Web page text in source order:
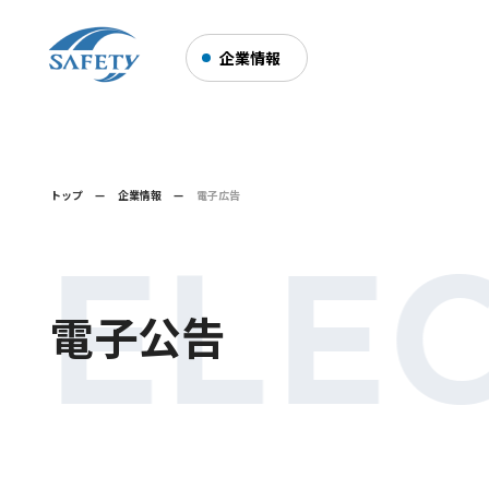
企業情報
トップ 企業情報 電子広告
電子公告